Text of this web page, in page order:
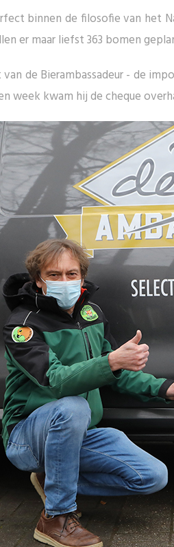
binnen de filosofie van het
er maar liefst 363 bomen
de Bierambassadeur - de
week kwam hij de cheque